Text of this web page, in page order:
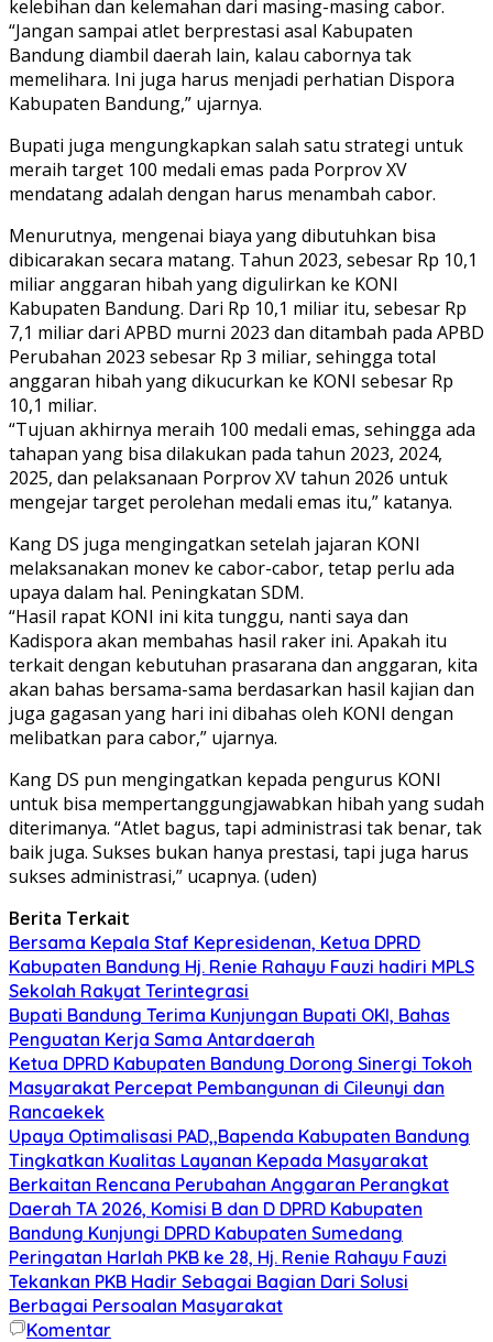
kelebihan dan kelemahan dari masing-masing cabor.
“Jangan sampai atlet berprestasi asal Kabupaten
Bandung diambil daerah lain, kalau cabornya tak
memelihara. Ini juga harus menjadi perhatian Dispora
Kabupaten Bandung,” ujarnya.
Bupati juga mengungkapkan salah satu strategi untuk
meraih target 100 medali emas pada Porprov XV
mendatang adalah dengan harus menambah cabor.
Menurutnya, mengenai biaya yang dibutuhkan bisa
dibicarakan secara matang. Tahun 2023, sebesar Rp 10,1
miliar anggaran hibah yang digulirkan ke KONI
Kabupaten Bandung. Dari Rp 10,1 miliar itu, sebesar Rp
7,1 miliar dari APBD murni 2023 dan ditambah pada APBD
Perubahan 2023 sebesar Rp 3 miliar, sehingga total
anggaran hibah yang dikucurkan ke KONI sebesar Rp
10,1 miliar.
“Tujuan akhirnya meraih 100 medali emas, sehingga ada
tahapan yang bisa dilakukan pada tahun 2023, 2024,
2025, dan pelaksanaan Porprov XV tahun 2026 untuk
mengejar target perolehan medali emas itu,” katanya.
Kang DS juga mengingatkan setelah jajaran KONI
melaksanakan monev ke cabor-cabor, tetap perlu ada
upaya dalam hal. Peningkatan SDM.
“Hasil rapat KONI ini kita tunggu, nanti saya dan
Kadispora akan membahas hasil raker ini. Apakah itu
terkait dengan kebutuhan prasarana dan anggaran, kita
akan bahas bersama-sama berdasarkan hasil kajian dan
juga gagasan yang hari ini dibahas oleh KONI dengan
melibatkan para cabor,” ujarnya.
Kang DS pun mengingatkan kepada pengurus KONI
untuk bisa mempertanggungjawabkan hibah yang sudah
diterimanya. “Atlet bagus, tapi administrasi tak benar, tak
baik juga. Sukses bukan hanya prestasi, tapi juga harus
sukses administrasi,” ucapnya. (uden)
Berita Terkait
Bersama Kepala Staf Kepresidenan, Ketua DPRD
Kabupaten Bandung Hj. Renie Rahayu Fauzi hadiri MPLS
Sekolah Rakyat Terintegrasi
Bupati Bandung Terima Kunjungan Bupati OKI, Bahas
Penguatan Kerja Sama Antardaerah
Ketua DPRD Kabupaten Bandung Dorong Sinergi Tokoh
Masyarakat Percepat Pembangunan di Cileunyi dan
Rancaekek
Upaya Optimalisasi PAD,,Bapenda Kabupaten Bandung
Tingkatkan Kualitas Layanan Kepada Masyarakat
Berkaitan Rencana Perubahan Anggaran Perangkat
Daerah TA 2026, Komisi B dan D DPRD Kabupaten
Bandung Kunjungi DPRD Kabupaten Sumedang
Peringatan Harlah PKB ke 28, Hj. Renie Rahayu Fauzi
Tekankan PKB Hadir Sebagai Bagian Dari Solusi
Berbagai Persoalan Masyarakat
Komentar